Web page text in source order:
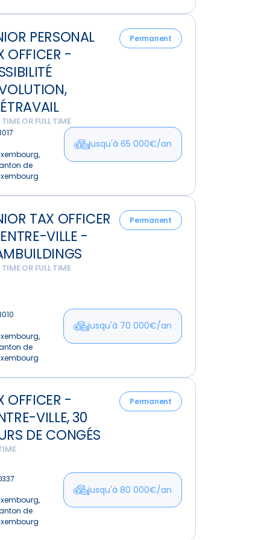
PERSONAL
OFFICER -
Permanent
OR FULL TIME
de
jusqu'à 65 000€/an
TAX OFFICER
VILLE -
Permanent
OR FULL TIME
de
jusqu'à 70 000€/an
OFFICER -
VILLE, 30
DE CONGÉS
Permanent
de
jusqu'à 80 000€/an